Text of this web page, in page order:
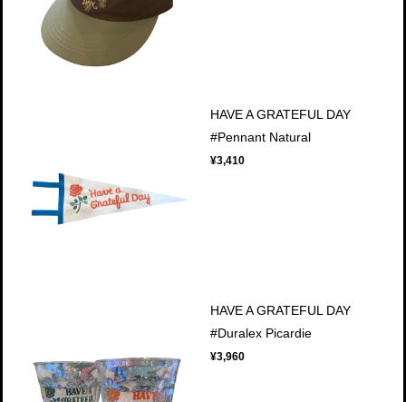
HAVE A GRATEFUL DAY
#Pennant Natural
¥3,410
HAVE A GRATEFUL DAY
#Duralex Picardie
¥3,960